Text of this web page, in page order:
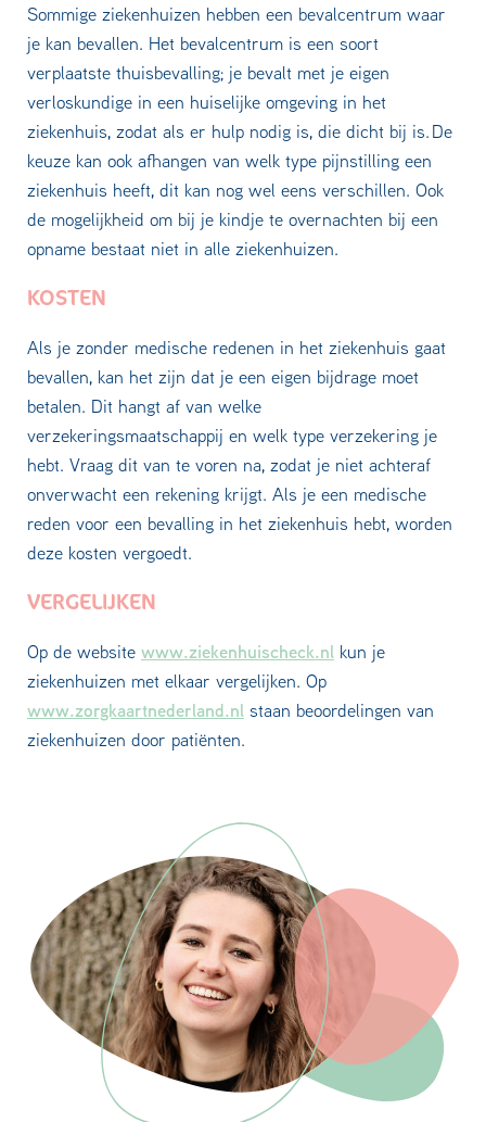
Sommige ziekenhuizen hebben een bevalcentrum waar
je kan bevallen. Het bevalcentrum is een soort
verplaatste thuisbevalling; je bevalt met je eigen
verloskundige in een huiselijke omgeving in het
ziekenhuis, zodat als er hulp nodig is, die dicht bij is. De
keuze kan ook afhangen van welk type pijnstilling een
ziekenhuis heeft, dit kan nog wel eens verschillen. Ook
de mogelijkheid om bij je kindje te overnachten bij een
opname bestaat niet in alle ziekenhuizen.
KOSTEN
Als je zonder medische redenen in het ziekenhuis gaat
bevallen, kan het zijn dat je een eigen bijdrage moet
betalen. Dit hangt af van welke
verzekeringsmaatschappij en welk type verzekering je
hebt. Vraag dit van te voren na, zodat je niet achteraf
onverwacht een rekening krijgt. Als je een medische
reden voor een bevalling in het ziekenhuis hebt, worden
deze kosten vergoedt.
VERGELIJKEN
Op de website www.ziekenhuischeck.nl kun je
ziekenhuizen met elkaar vergelijken. Op
www.zorgkaartnederland.nl staan beoordelingen van
ziekenhuizen door patiënten.